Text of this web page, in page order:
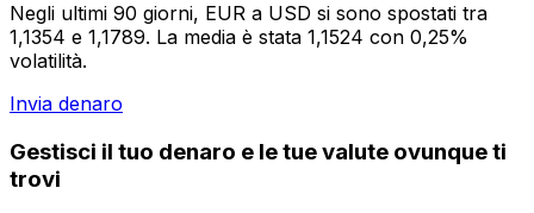
Negli ultimi 90 giorni, EUR a USD si sono spostati tra
1,1354 e 1,1789. La media è stata 1,1524 con 0,25%
volatilità.
Invia denaro
Gestisci il tuo denaro e le tue valute ovunque ti
trovi